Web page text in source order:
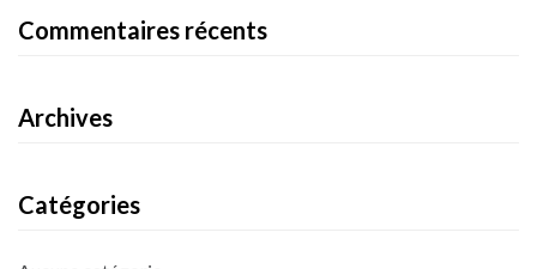
Commentaires récents
Archives
Catégories